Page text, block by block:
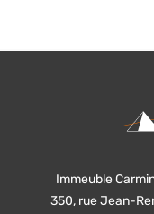
Immeuble
350, rue Jean-